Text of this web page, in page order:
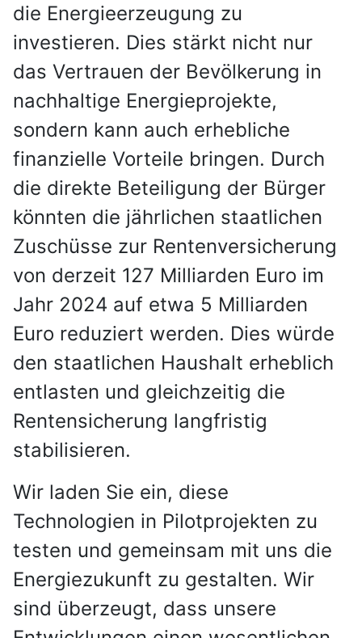
die Energieerzeugung zu
investieren. Dies stärkt nicht nur
das Vertrauen der Bevölkerung in
nachhaltige Energieprojekte,
sondern kann auch erhebliche
finanzielle Vorteile bringen. Durch
die direkte Beteiligung der Bürger
könnten die jährlichen staatlichen
Zuschüsse zur Rentenversicherung
von derzeit 127 Milliarden Euro im
Jahr 2024 auf etwa 5 Milliarden
Euro reduziert werden. Dies würde
den staatlichen Haushalt erheblich
entlasten und gleichzeitig die
Rentensicherung langfristig
stabilisieren.
Wir laden Sie ein, diese
Technologien in Pilotprojekten zu
testen und gemeinsam mit uns die
Energiezukunft zu gestalten. Wir
sind überzeugt, dass unsere